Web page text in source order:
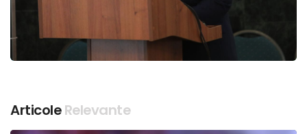
ArticoleRelevante